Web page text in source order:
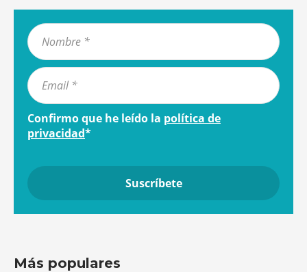
Confirmo que he leído la política de
privacidad*
Más populares